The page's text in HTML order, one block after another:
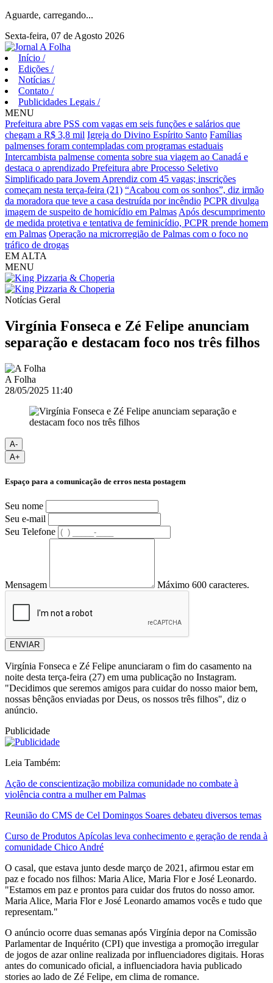
Aguarde, carregando...
Sexta-feira, 07 de Agosto 2026
Início /
Edições /
Notícias /
Contato /
Publicidades Legais /
MENU
Prefeitura abre PSS com vagas em seis funções e salários que
chegam a R$ 3,8 mil Igreja do Divino Espírito Santo Famílias
palmenses foram contempladas com programas estaduais
Intercambista palmense comenta sobre sua viagem ao Canadá e
destaca o aprendizado Prefeitura abre Processo Seletivo
Simplificado para Jovem Aprendiz com 45 vagas; inscrições
começam nesta terça-feira (21) “Acabou com os sonhos”, diz irmão
da moradora que teve a casa destruída por incêndio PCPR divulga
imagem de suspeito de homicídio em Palmas Após descumprimento
de medida protetiva e tentativa de feminicídio, PCPR prende homem
em Palmas Operação na microrregião de Palmas com o foco no
tráfico de drogas
EM ALTA
MENU
Notícias Geral
Virgínia Fonseca e Zé Felipe anunciam
separação e destacam foco nos três filhos
A Folha
28/05/2025 11:40
A-
A+
Espaço para a comunicação de erros nesta postagem
Seu nome
Seu e-mail
Seu Telefone
Mensagem Máximo 600 caracteres.
ENVIAR
Virgínia Fonseca e Zé Felipe anunciaram o fim do casamento na
noite desta terça-feira (27) em uma publicação no Instagram.
"Decidimos que seremos amigos para cuidar do nosso maior bem,
nossas bênçãos enviadas por Deus, os nossos três filhos", diz o
anúncio.
Publicidade
Leia Também:
Ação de conscientização mobiliza comunidade no combate à
violência contra a mulher em Palmas
Reunião do CMS de Cel Domingos Soares debateu diversos temas
Curso de Produtos Apícolas leva conhecimento e geração de renda à
comunidade Chico André
O casal, que estava junto desde março de 2021, afirmou estar em
paz e focado nos filhos: Maria Alice, Maria Flor e José Leonardo.
"Estamos em paz e prontos para cuidar dos frutos do nosso amor.
Maria Alice, Maria Flor e José Leonardo amamos vocês e tudo que
representam."
O anúncio ocorre duas semanas após Virgínia depor na Comissão
Parlamentar de Inquérito (CPI) que investiga a promoção irregular
de jogos de azar online realizada por influenciadores digitais. Horas
antes do comunicado oficial, a influenciadora havia publicado
stories ao lado de Zé Felipe, em clima de romance.